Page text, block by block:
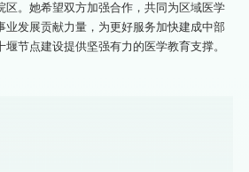
区。她希望双方加强合作，共同为区域医学
业发展贡献力量，为更好服务加快建成中部
节点建设提供坚强有力的医学教育支撑。